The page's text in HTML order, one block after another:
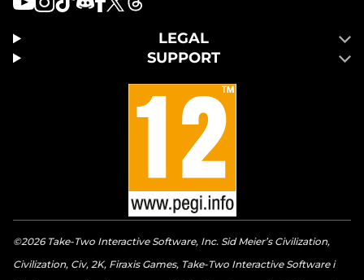
LEGAL
SUPPORT
©2026 Take-Two Interactive Software, Inc. Sid Meier’s Civilization,
Civilization, Civ, 2K, Firaxis Games, Take-Two Interactive Software i